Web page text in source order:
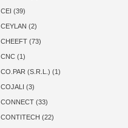
CEI (39)
CEYLAN (2)
CHEEFT (73)
CNC (1)
CO.PAR (S.R.L.) (1)
COJALI (3)
CONNECT (33)
CONTITECH (22)